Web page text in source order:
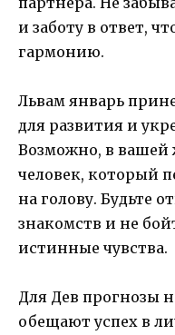
и заботу в ответ,
гармонию.
Львам январь
для развития и
Возможно, в
человек, который
на голову. Будьте
знакомств и не
истинные чувства.
Для Дев прогнозы
обещают успех в